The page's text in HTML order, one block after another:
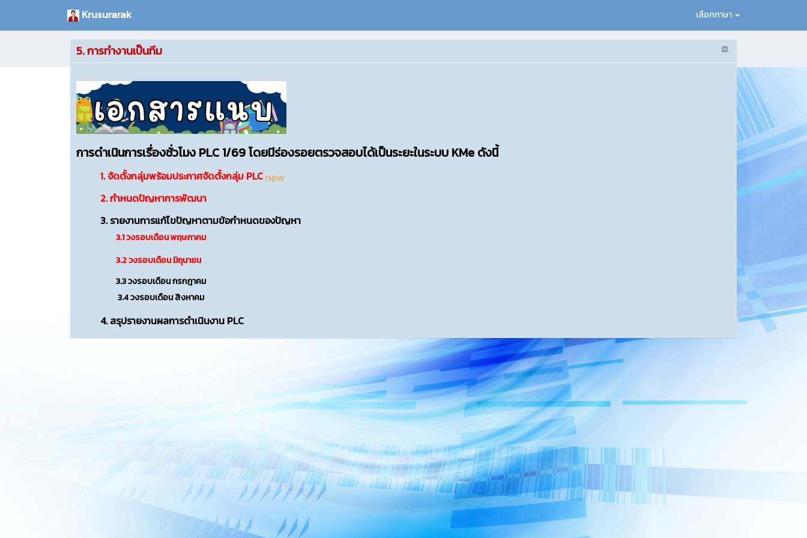
Krusurarak เลือกภาษา
5. การทำงานเป็นทีม
การดำเนินการเรื่องชั่วโมง PLC 1/69 โดยมีร่องรอยตรวจสอบได้เป็นระยะในระบบ KMe ดังนี้
1. จัดตั้งกลุ่มพร้อมประกาศจัดตั้งกลุ่ม PLC
2. กำหนดปัญหาการพัฒนา
3. รายงานการแก้ไขปัญหาตามข้อกำหนดของปัญหา
3.1 วงรอบเดือน พฤษภาคม
3.2 วงรอบเดือน มิถุนายน
3.3 วงรอบเดือน กรกฎาคม
3.4 วงรอบเดือน สิงหาคม
4. สรุปรายงานผลการดำเนินงาน PLC